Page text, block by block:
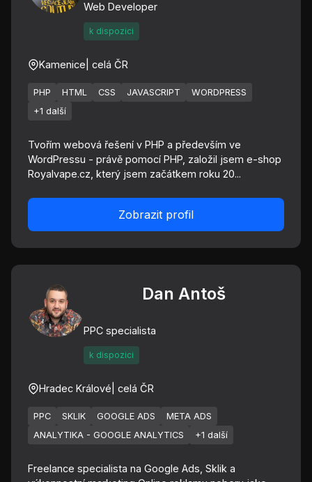
Web Developer
k dispozici
Kamenice | celá ČR
PHP HTML CSS JAVASCRIPT
WORDPRESS
+1 další
Tvořím webová řešení v PHP a především ve
WordPressu - právě pomocí PHP, založil jsem e-shop
Royalvape.cz, který jsem začátkem roku 20...
Zobrazit profil
Dan Antoš
PPC specialista
k dispozici
Hradec Králové | celá ČR
PPC SKLIK GOOGLE ADS
META ADS
ANALYTIKA - GOOGLE ANALYTICS
+1 další
Freelance specialista na Google Ads, Sklik a